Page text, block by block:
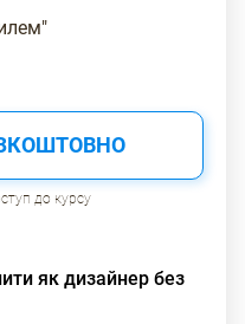
лампою, зона
зона, а також
фасадами. Стіни,
візуальною масою за
від основної
сну та
до курсу
як дизайнер без